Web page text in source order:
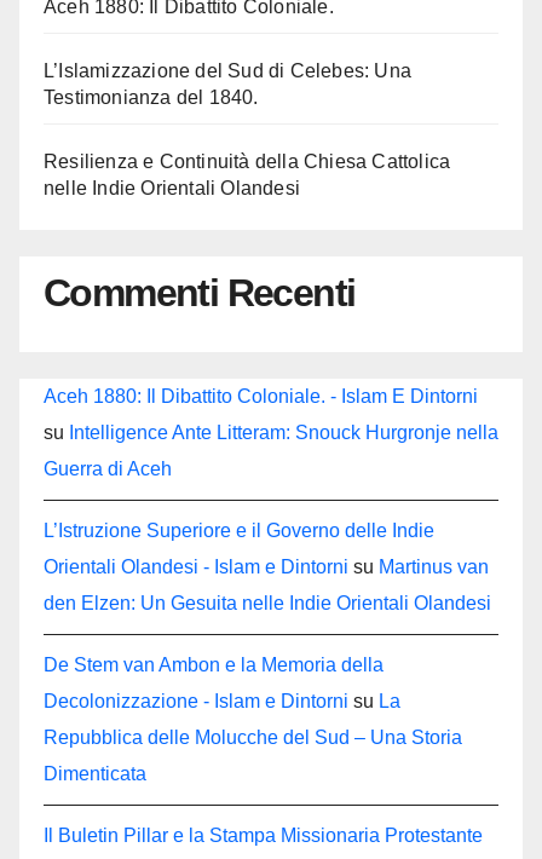
Aceh 1880: Il Dibattito Coloniale.
L’Islamizzazione del Sud di Celebes: Una
Testimonianza del 1840.
Resilienza e Continuità della Chiesa Cattolica
nelle Indie Orientali Olandesi
Commenti Recenti
Aceh 1880: Il Dibattito Coloniale. - Islam E Dintorni
su Intelligence Ante Litteram: Snouck Hurgronje nella
Guerra di Aceh
L’Istruzione Superiore e il Governo delle Indie
Orientali Olandesi - Islam e Dintorni su Martinus van
den Elzen: Un Gesuita nelle Indie Orientali Olandesi
De Stem van Ambon e la Memoria della
Decolonizzazione - Islam e Dintorni su La
Repubblica delle Molucche del Sud – Una Storia
Dimenticata
Il Buletin Pillar e la Stampa Missionaria Protestante